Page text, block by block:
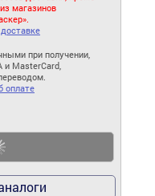
магазинов
при получении,
и MasterCard,
оплате